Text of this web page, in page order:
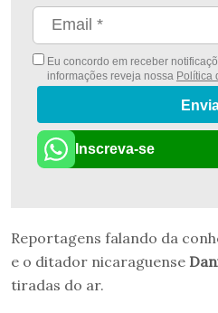
Eu concordo em receber
informações reveja nossa Política
Inscreva-se
Reportagens falando da
e o ditador nicaraguense
tiradas do ar.